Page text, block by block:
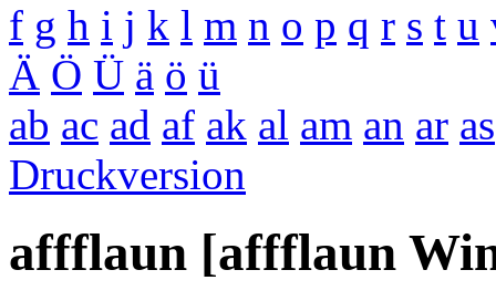
f g h i j k l m n o p q r s t u
Ä Ö Ü ä ö ü
ab ac ad af ak al am an ar as
Druckversion
affflaun [affflaun